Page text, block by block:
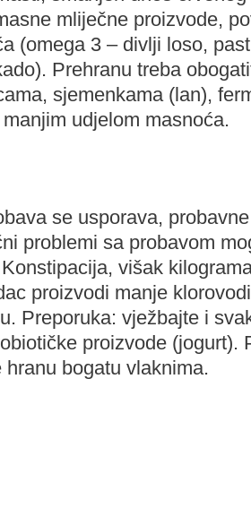
mliječne proizvode,
(omega 3 – divlji loso,
Prehranu treba
sjemenkama (lan),
udjelom masnoća.
se usporava,
problemi sa probavom
višak
proizvodi manje
Preporuka: vježbajte i
proizvode (jogurt).
bogatu vlaknima.